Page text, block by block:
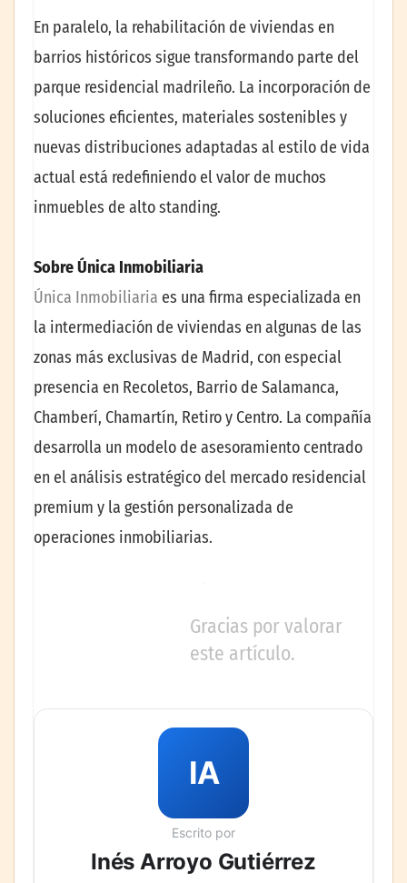
En paralelo, la rehabilitación de viviendas en
barrios históricos sigue transformando parte del
parque residencial madrileño. La incorporación de
soluciones eficientes, materiales sostenibles y
nuevas distribuciones adaptadas al estilo de vida
actual está redefiniendo el valor de muchos
inmuebles de alto standing.
Sobre Única Inmobiliaria
Única Inmobiliaria es una firma especializada en
la intermediación de viviendas en algunas de las
zonas más exclusivas de Madrid, con especial
presencia en Recoletos, Barrio de Salamanca,
Chamberí, Chamartín, Retiro y Centro. La compañía
desarrolla un modelo de asesoramiento centrado
en el análisis estratégico del mercado residencial
premium y la gestión personalizada de
operaciones inmobiliarias.
Gracias por valorar
este artículo.
IA
Escrito por
Inés Arroyo Gutiérrez